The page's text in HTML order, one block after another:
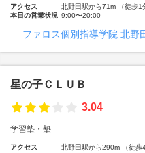
アクセス
北野田駅から71m （徒歩1
本日の営業状況 9:00〜20:00
ファロス個別指導学院 北野
星の子ＣＬＵＢ
3.04
学習塾・塾
アクセス 北野田駅から290m （徒歩4